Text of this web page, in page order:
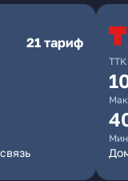
21 тариф
ТТК